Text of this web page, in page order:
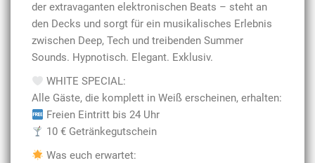
der extravaganten elektronischen Beats – steht an
den Decks und sorgt für ein musikalisches Erlebnis
zwischen Deep, Tech und treibenden Summer
Sounds. Hypnotisch. Elegant. Exklusiv.
WHITE SPECIAL:
Alle Gäste, die komplett in Weiß erscheinen, erhalten:
Freien Eintritt bis 24 Uhr
10 € Getränkegutschein
Was euch erwartet: